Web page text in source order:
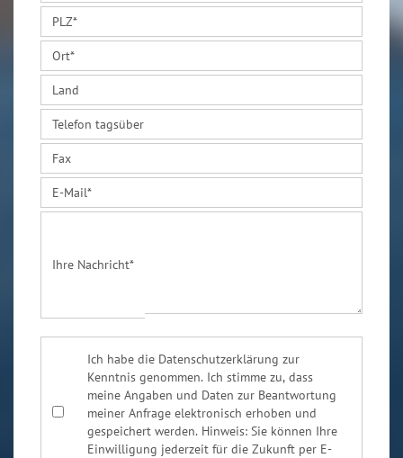
PLZ*
Ort*
Land
Telefon tagsüber
Fax
E-Mail*
Ihre Nachricht*
Ich habe die Datenschutzerklärung zur
Kenntnis genommen. Ich stimme zu, dass
meine Angaben und Daten zur Beantwortung
meiner Anfrage elektronisch erhoben und
gespeichert werden. Hinweis: Sie können Ihre
Einwilligung jederzeit für die Zukunft per E-